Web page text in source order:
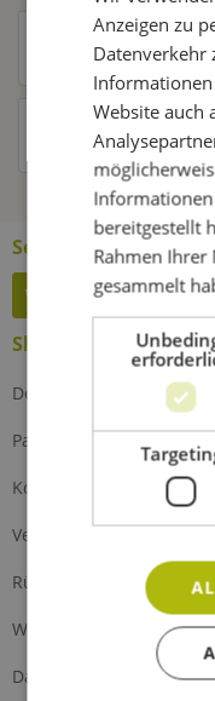
Kunden kauften
Kunden haben sich
Service Hotline
Widerruf erklären
Shop Service
Defektes Produkt
Partnerprogramm
Kontakt
Versand und Zahlung
Rückgabe
Widerrufsrecht
Datenschutz
Anzeigen zu
Datenverkehr
Website auch
bereitgestellt
Rahmen Ihrer
gesammelt